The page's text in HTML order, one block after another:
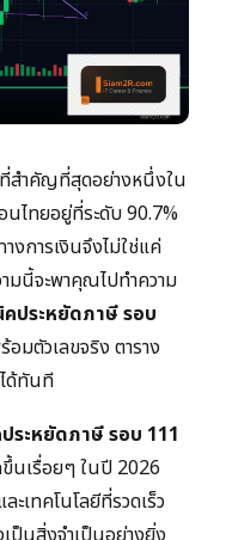
สำคัญที่สุดอย่างหนึ่งใน
นไทยอยู่ที่ระดับ 90.7%
งการเงินจึงไม่ใช่แค่
มนี้จะพาคุณไปทำความ
ประหยัดภาษี รอบ
มตัวเลขจริง ตาราง
ด้ทันที
ระหยัดภาษี รอบ 111
นเรื่อยๆ ในปี 2026
เทคโนโลยีที่รวดเร็ว